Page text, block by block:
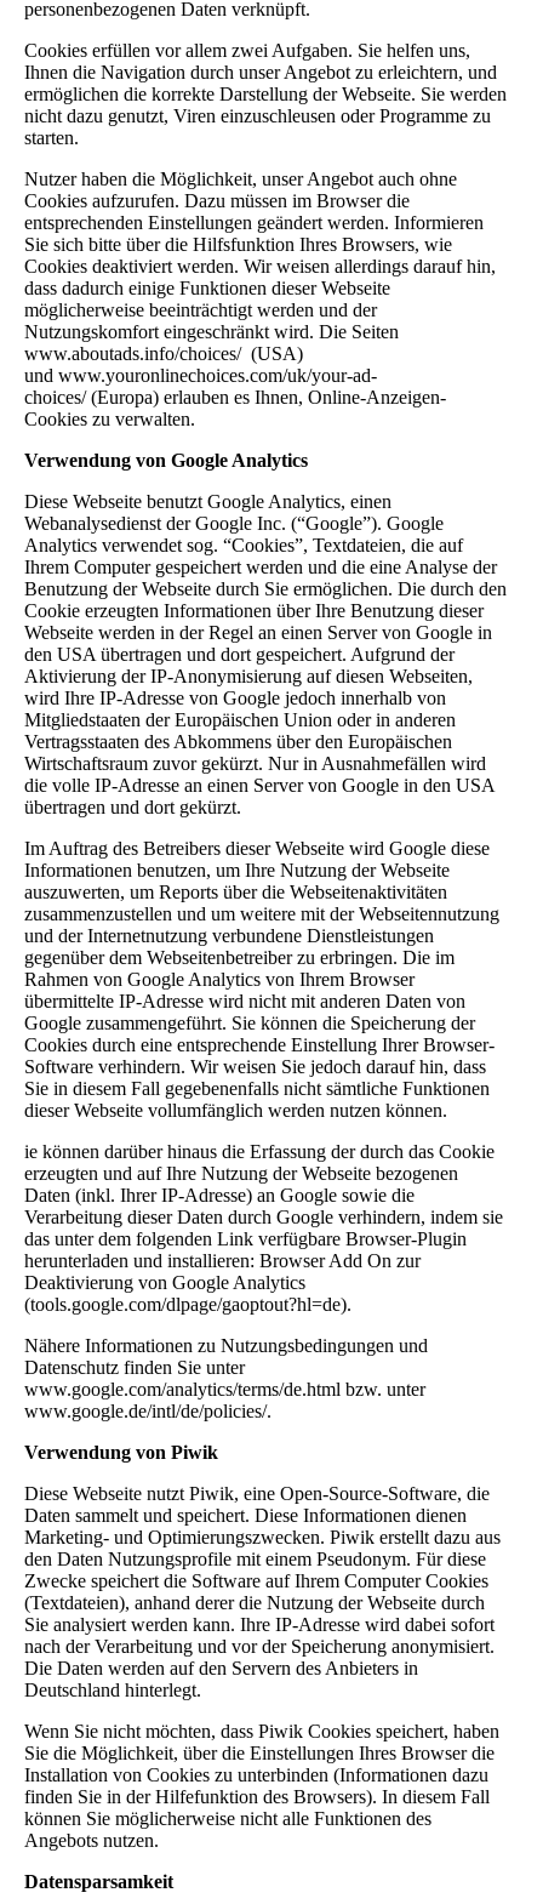
personenbezogenen Daten verknüpft.
Cookies erfüllen vor allem zwei Aufgaben. Sie helfen uns,
Ihnen die Navigation durch unser Angebot zu erleichtern, und
ermöglichen die korrekte Darstellung der Webseite. Sie werden
nicht dazu genutzt, Viren einzuschleusen oder Programme zu
starten.
Nutzer haben die Möglichkeit, unser Angebot auch ohne
Cookies aufzurufen. Dazu müssen im Browser die
entsprechenden Einstellungen geändert werden. Informieren
Sie sich bitte über die Hilfsfunktion Ihres Browsers, wie
Cookies deaktiviert werden. Wir weisen allerdings darauf hin,
dass dadurch einige Funktionen dieser Webseite
möglicherweise beeinträchtigt werden und der
Nutzungskomfort eingeschränkt wird. Die Seiten
www.aboutads.info/choices/ (USA)
und www.youronlinechoices.com/uk/your-ad-
choices/ (Europa) erlauben es Ihnen, Online-Anzeigen-
Cookies zu verwalten.
Verwendung von Google Analytics
Diese Webseite benutzt Google Analytics, einen
Webanalysedienst der Google Inc. (“Google”). Google
Analytics verwendet sog. “Cookies”, Textdateien, die auf
Ihrem Computer gespeichert werden und die eine Analyse der
Benutzung der Webseite durch Sie ermöglichen. Die durch den
Cookie erzeugten Informationen über Ihre Benutzung dieser
Webseite werden in der Regel an einen Server von Google in
den USA übertragen und dort gespeichert. Aufgrund der
Aktivierung der IP-Anonymisierung auf diesen Webseiten,
wird Ihre IP-Adresse von Google jedoch innerhalb von
Mitgliedstaaten der Europäischen Union oder in anderen
Vertragsstaaten des Abkommens über den Europäischen
Wirtschaftsraum zuvor gekürzt. Nur in Ausnahmefällen wird
die volle IP-Adresse an einen Server von Google in den USA
übertragen und dort gekürzt.
Im Auftrag des Betreibers dieser Webseite wird Google diese
Informationen benutzen, um Ihre Nutzung der Webseite
auszuwerten, um Reports über die Webseitenaktivitäten
zusammenzustellen und um weitere mit der Webseitennutzung
und der Internetnutzung verbundene Dienstleistungen
gegenüber dem Webseitenbetreiber zu erbringen. Die im
Rahmen von Google Analytics von Ihrem Browser
übermittelte IP-Adresse wird nicht mit anderen Daten von
Google zusammengeführt. Sie können die Speicherung der
Cookies durch eine entsprechende Einstellung Ihrer Browser-
Software verhindern. Wir weisen Sie jedoch darauf hin, dass
Sie in diesem Fall gegebenenfalls nicht sämtliche Funktionen
dieser Webseite vollumfänglich werden nutzen können.
ie können darüber hinaus die Erfassung der durch das Cookie
erzeugten und auf Ihre Nutzung der Webseite bezogenen
Daten (inkl. Ihrer IP-Adresse) an Google sowie die
Verarbeitung dieser Daten durch Google verhindern, indem sie
das unter dem folgenden Link verfügbare Browser-Plugin
herunterladen und installieren: Browser Add On zur
Deaktivierung von Google Analytics
(tools.google.com/dlpage/gaoptout?hl=de).
Nähere Informationen zu Nutzungsbedingungen und
Datenschutz finden Sie unter
www.google.com/analytics/terms/de.html bzw. unter
www.google.de/intl/de/policies/.
Verwendung von Piwik
Diese Webseite nutzt Piwik, eine Open-Source-Software, die
Daten sammelt und speichert. Diese Informationen dienen
Marketing- und Optimierungszwecken. Piwik erstellt dazu aus
den Daten Nutzungsprofile mit einem Pseudonym. Für diese
Zwecke speichert die Software auf Ihrem Computer Cookies
(Textdateien), anhand derer die Nutzung der Webseite durch
Sie analysiert werden kann. Ihre IP-Adresse wird dabei sofort
nach der Verarbeitung und vor der Speicherung anonymisiert.
Die Daten werden auf den Servern des Anbieters in
Deutschland hinterlegt.
Wenn Sie nicht möchten, dass Piwik Cookies speichert, haben
Sie die Möglichkeit, über die Einstellungen Ihres Browser die
Installation von Cookies zu unterbinden (Informationen dazu
finden Sie in der Hilfefunktion des Browsers). In diesem Fall
können Sie möglicherweise nicht alle Funktionen des
Angebots nutzen.
Datensparsamkeit